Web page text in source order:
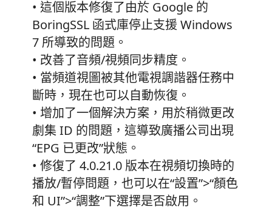
• 這個版本修復了由於 Google 的
BoringSSL 函式庫停止支援 Windows
7 所導致的問題。
• 改善了音頻/視頻同步精度。
• 當頻道視圖被其他電視調諧器任務中
斷時，現在也可以自動恢復。
• 增加了一個解決方案，用於稍微更改
劇集 ID 的問題，這導致廣播公司出現
“EPG 已更改”狀態。
• 修復了 4.0.21.0 版本在視頻切換時的
播放/暫停問題，也可以在“設置”>“顏色
和 UI”>“調整”下選擇是否啟用。